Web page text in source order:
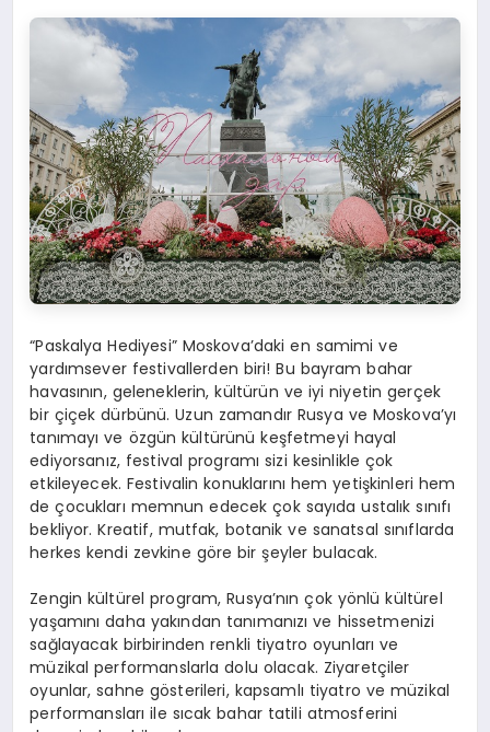
“Paskalya Hediyesi” Moskova’daki en samimi ve
yardımsever festivallerden biri! Bu bayram bahar
havasının, geleneklerin, kültürün ve iyi niyetin gerçek
bir çiçek dürbünü. Uzun zamandır Rusya ve Moskova’yı
tanımayı ve özgün kültürünü keşfetmeyi hayal
ediyorsanız, festival programı sizi kesinlikle çok
etkileyecek. Festivalin konuklarını hem yetişkinleri hem
de çocukları memnun edecek çok sayıda ustalık sınıfı
bekliyor. Kreatif, mutfak, botanik ve sanatsal sınıflarda
herkes kendi zevkine göre bir şeyler bulacak.
Zengin kültürel program, Rusya’nın çok yönlü kültürel
yaşamını daha yakından tanımanızı ve hissetmenizi
sağlayacak birbirinden renkli tiyatro oyunları ve
müzikal performanslarla dolu olacak. Ziyaretçiler
oyunlar, sahne gösterileri, kapsamlı tiyatro ve müzikal
performansları ile sıcak bahar tatili atmosferini